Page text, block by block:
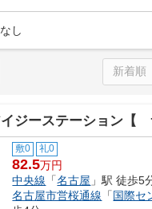
なし
ジーステーション【 サロン系おす
敷0 礼0
82.5万円
中央線 「名古屋 」駅 徒歩5
名古屋市営桜通線 「国際セ